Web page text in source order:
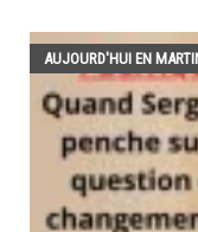
AUJOURD'HUI EN